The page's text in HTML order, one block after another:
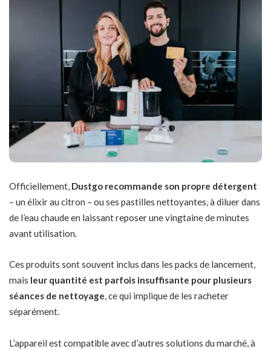
Officiellement, Dustgo recommande son propre détergent
– un élixir au citron – ou ses pastilles nettoyantes, à diluer dans
de l’eau chaude en laissant reposer une vingtaine de minutes
avant utilisation.
Ces produits sont souvent inclus dans les packs de lancement,
mais leur quantité est parfois insuffisante pour plusieurs
séances de nettoyage, ce qui implique de les racheter
séparément.
L’appareil est compatible avec d’autres solutions du marché, à